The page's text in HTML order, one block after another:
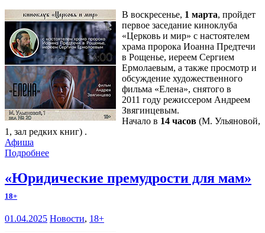
В воскресенье, 1 марта, пройдет
первое заседание киноклуба
«Церковь и мир» с настоятелем
храма пророка Иоанна Предтечи
в Рощенье, иереем Сергием
Ермолаевым, а также просмотр и
обсуждение художественного
фильма «Елена», снятого в
2011 году режиссером Андреем
Звягинцевым.
Начало в 14 часов (М. Ульяновой,
1, зал редких книг) .
Афиша
Подробнее
«Юридические премудрости для мам»
18+
01.04.2025 Новости, 18+